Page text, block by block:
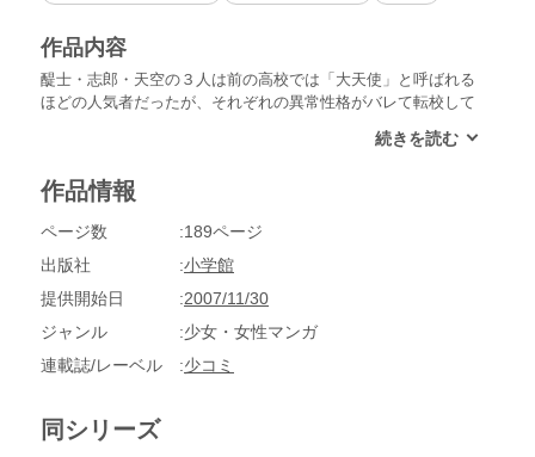
作品内容
醍士・志郎・天空の３人は前の高校では「大天使」と呼ばれる
ほどの人気者だったが、それぞれの異常性格がバレて転校して
が、やがてさかみの秘密がバレてしまい、４人は固い秘密のき
作品情報
ページ数
189ページ
出版社
小学館
提供開始日
2007/11/30
ジャンル
少女・女性マンガ
連載誌/レーベル
少コミ
同シリーズ